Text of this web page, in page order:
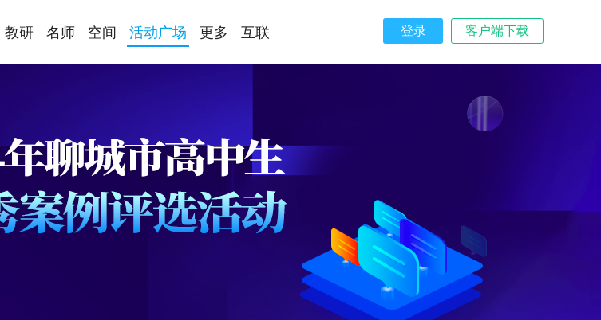
教研 名师 空间 活动广场 更多 互联 登录 客户端下载